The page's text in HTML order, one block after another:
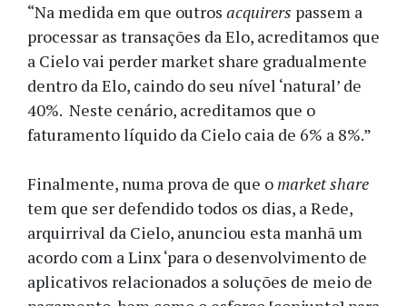
“Na medida em que outros acquirers passem a
processar as transações da Elo, acreditamos que
a Cielo vai perder market share gradualmente
dentro da Elo, caindo do seu nível ‘natural’ de
40%. Neste cenário, acreditamos que o
faturamento líquido da Cielo caia de 6% a 8%.”
Finalmente, numa prova de que omarket share
tem que ser defendido todos os dias, a Rede,
arquirrival da Cielo, anunciou esta manhã um
acordo com a Linx ‘para o desenvolvimento de
aplicativos relacionados a soluções de meio de